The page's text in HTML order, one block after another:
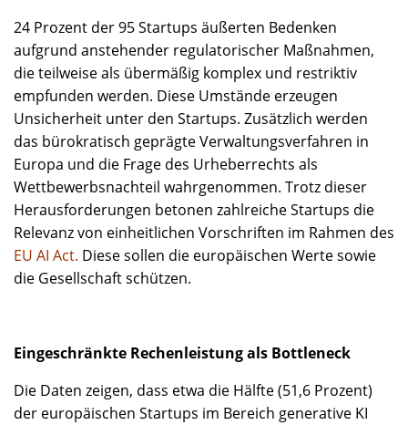
24 Prozent der 95 Startups äußerten Bedenken
aufgrund anstehender regulatorischer Maßnahmen,
die teilweise als übermäßig komplex und restriktiv
empfunden werden. Diese Umstände erzeugen
Unsicherheit unter den Startups. Zusätzlich werden
das bürokratisch geprägte Verwaltungsverfahren in
Europa und die Frage des Urheberrechts als
Wettbewerbsnachteil wahrgenommen. Trotz dieser
Herausforderungen betonen zahlreiche Startups die
Relevanz von einheitlichen Vorschriften im Rahmen des
EU AI Act. Diese sollen die europäischen Werte sowie
die Gesellschaft schützen.
Eingeschränkte Rechenleistung als Bottleneck
Die Daten zeigen, dass etwa die Hälfte (51,6 Prozent)
der europäischen Startups im Bereich generative KI